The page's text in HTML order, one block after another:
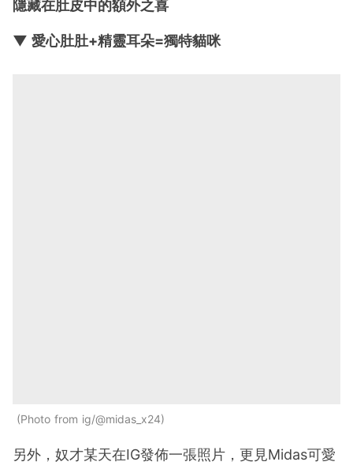
隱藏在肚皮中的額外之喜
▼ 愛心肚肚+精靈耳朵=獨特貓咪
Photo from ig/@midas_x24
另外，奴才某天在IG發佈一張照片，更見Midas可愛